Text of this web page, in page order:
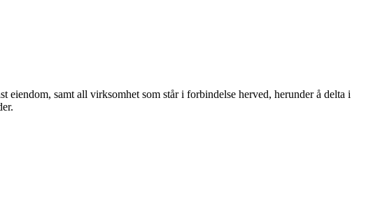
samt all virksomhet som står i forbindelse herved, herunder å delta i